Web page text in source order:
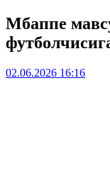
Мбаппе
02.06.2026 16:16